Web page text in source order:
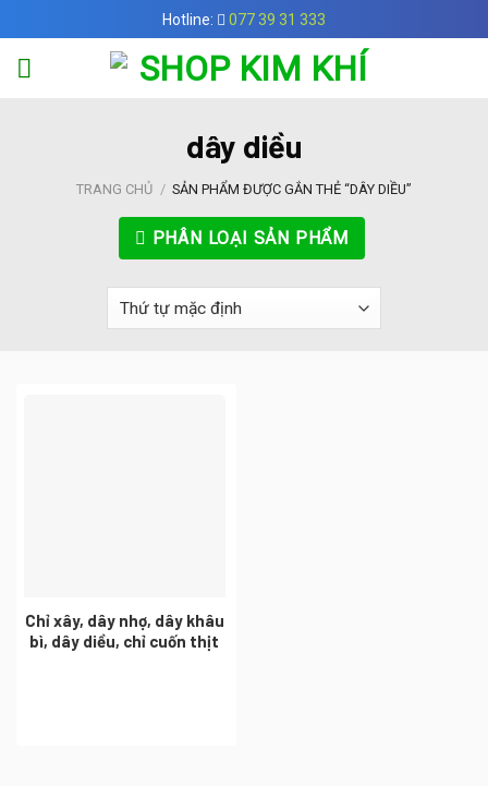
to
content
Hotline: 077 39 31 333
dây diều
TRANG CHỦ / SẢN PHẨM ĐƯỢC GẮN THẺ “DÂY DIỀU”
PHÂN LOẠI SẢN PHẨM
Chỉ xây, dây nhợ, dây khâu
bì, dây diều, chỉ cuốn thịt